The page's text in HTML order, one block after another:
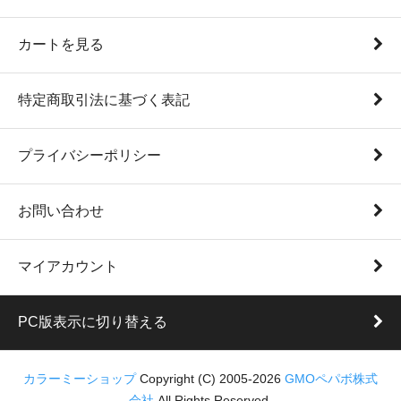
カートを見る
特定商取引法に基づく表記
プライバシーポリシー
お問い合わせ
マイアカウント
PC版表示に切り替える
カラーミーショップ Copyright (C) 2005-2026 GMOペパボ株式